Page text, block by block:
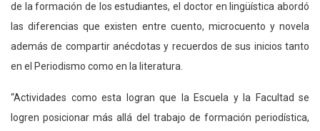
de la formación de los estudiantes, el doctor en lingüística abordó
las diferencias que existen entre cuento, microcuento y novela
además de compartir anécdotas y recuerdos de sus inicios tanto
en el Periodismo como en la literatura.
“Actividades como esta logran que la Escuela y la Facultad se
logren posicionar más allá del trabajo de formación periodística,